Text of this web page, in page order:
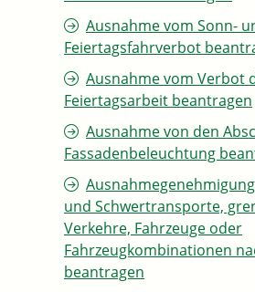
Ausnahme vom Sonn-
Feiertagsfahrverbot
Ausnahme vom Verbot
Feiertagsarbeit beantragen
Ausnahme von den
Fassadenbeleuchtung
und Schwertransporte,
Verkehre, Fahrzeuge oder
Fahrzeugkombinationen
beantragen